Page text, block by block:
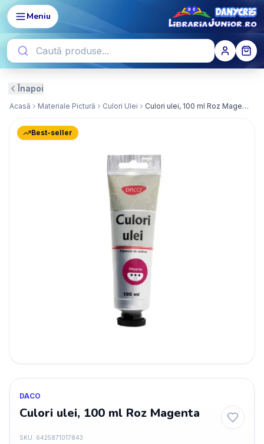
Meniu
Înapoi
Acasă Materiale Pictură Culori Ulei Culori ulei, 100 ml Roz Magenta
Best-seller
DACO
Culori ulei, 100 ml Roz Magenta
SKU: 6425871017843